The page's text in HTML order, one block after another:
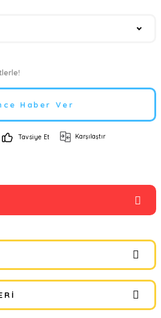
Haber Ver
Tavsiye Et Karşılaştır
ilk yorumu siz yapın!